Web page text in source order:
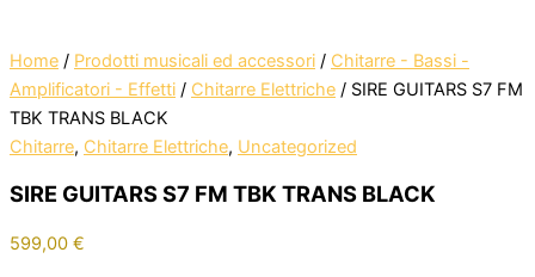
Home / Prodotti musicali ed accessori / Chitarre - Bassi -
Amplificatori - Effetti / Chitarre Elettriche / SIRE GUITARS S7 FM
TBK TRANS BLACK
Chitarre, Chitarre Elettriche, Uncategorized
SIRE GUITARS S7 FM TBK TRANS BLACK
599,00 €